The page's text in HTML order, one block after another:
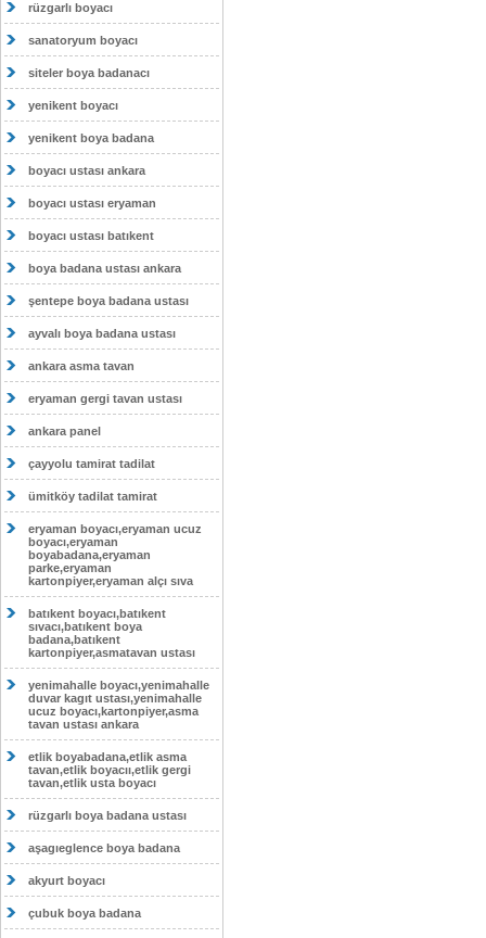
rüzgarlı boyacı
sanatoryum boyacı
siteler boya badanacı
yenikent boyacı
yenikent boya badana
boyacı ustası ankara
boyacı ustası eryaman
boyacı ustası batıkent
boya badana ustası ankara
şentepe boya badana ustası
ayvalı boya badana ustası
ankara asma tavan
eryaman gergi tavan ustası
ankara panel
çayyolu tamirat tadilat
ümitköy tadilat tamirat
eryaman boyacı,eryaman ucuz
boyacı,eryaman
boyabadana,eryaman
parke,eryaman
kartonpiyer,eryaman alçı sıva
batıkent boyacı,batıkent
sıvacı,batıkent boya
badana,batıkent
kartonpiyer,asmatavan ustası
yenimahalle boyacı,yenimahalle
duvar kagıt ustası,yenimahalle
ucuz boyacı,kartonpiyer,asma
tavan ustası ankara
etlik boyabadana,etlik asma
tavan,etlik boyacıı,etlik gergi
tavan,etlik usta boyacı
rüzgarlı boya badana ustası
aşagıeglence boya badana
akyurt boyacı
çubuk boya badana